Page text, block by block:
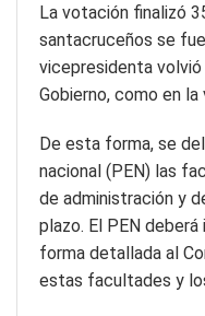
La votación finalizó
santacruceños se
vicepresidenta volvió
Gobierno, como en
De esta forma, se
nacional (PEN) las
de administración y
plazo. El PEN
forma detallada al
estas facultades y